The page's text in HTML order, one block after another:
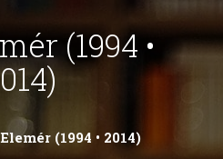
(1994 •
(1994 • 2014)